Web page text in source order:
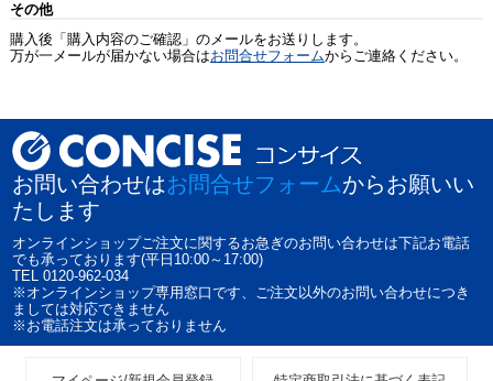
その他
購入後「購入内容のご確認」のメールをお送りします。
万が一メールが届かない場合はお問合せフォームからご連絡ください。
お問い合わせはお問合せフォームからお願いい
たします
オンラインショップご注文に関するお急ぎのお問い合わせは下記お電話
でも承っております(平日10:00～17:00)
TEL 0120-962-034
※オンラインショップ専用窓口です、ご注文以外のお問い合わせにつき
ましては対応できません
※お電話注文は承っておりません